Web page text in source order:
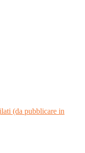
(da pubblicare in